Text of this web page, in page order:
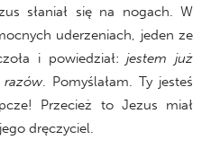
słaniał się na nogach. W
uderzeniach, jeden ze
i powiedział:jestem już
. Pomyślałam. Ty jesteś
Przecież to Jezus miał
dręczyciel.